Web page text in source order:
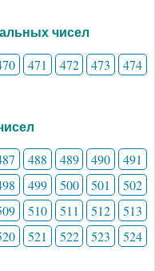
чисел
471 472 473
474
488 489 490
491
499 500 501
502
510 511 512
513
521 522 523
524